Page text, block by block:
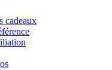
cadeaux